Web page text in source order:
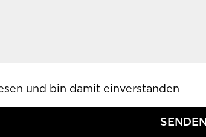
und bin damit einverstanden